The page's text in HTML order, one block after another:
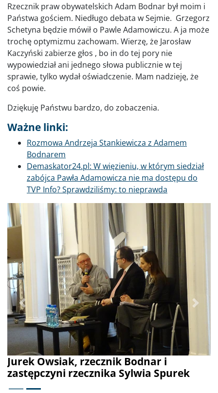
Rzecznik praw obywatelskich Adam Bodnar był moim i
Państwa gościem. Niedługo debata w Sejmie. Grzegorz
Schetyna będzie mówił o Pawle Adamowiczu. A ja może
trochę optymizmu zachowam. Wierzę, że Jarosław
Kaczyński zabierze głos , bo in do tej pory nie
wypowiedział ani jednego słowa publicznie w tej
sprawie, tylko wydał oświadczenie. Mam nadzieję, że
coś powie.
Dziękuję Państwu bardzo, do zobaczenia.
Ważne linki:
Rozmowa Andrzeja Stankiewicza z Adamem
Bodnarem
Demaskator24.pl: W więzieniu, w którym siedział
zabójca Pawła Adamowicza nie ma dostępu do
TVP Info? Sprawdziliśmy: to nieprawda
Jurek Owsiak, rzecznik Bodnar i
zastępczyni rzecznika Sylwia Spurek
Poprzednie Dalej